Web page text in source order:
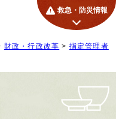
救急・防災情報
財政・行政改革 > 指定管理者